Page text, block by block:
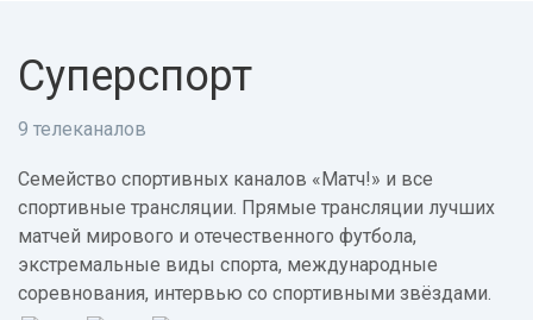
Суперспорт
9 телеканалов
Семейство спортивных каналов «Матч!» и все
спортивные трансляции. Прямые трансляции лучших
матчей мирового и отечественного футбола,
экстремальные виды спорта, международные
соревнования, интервью со спортивными звёздами.